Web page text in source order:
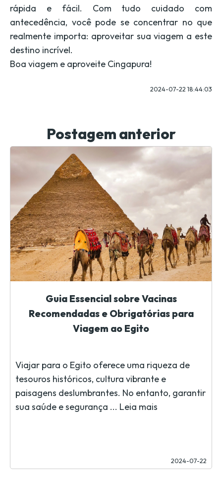
rápida e fácil. Com tudo cuidado com
antecedência, você pode se concentrar no que
realmente importa: aproveitar sua viagem a este
destino incrível.
Boa viagem e aproveite Cingapura!
2024-07-22 18:44:03
Postagem anterior
Guia Essencial sobre Vacinas
Recomendadas e Obrigatórias para
Viagem ao Egito
Viajar para o Egito oferece uma riqueza de
tesouros históricos, cultura vibrante e
paisagens deslumbrantes. No entanto, garantir
sua saúde e segurança ... Leia mais
2024-07-22